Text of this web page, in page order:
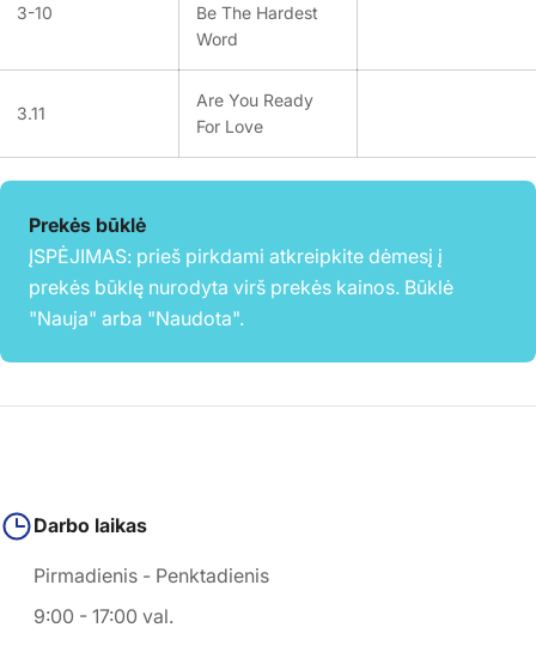
3-10
Be The Hardest
Word
3.11
Are You Ready
For Love
Prekės būklė
ĮSPĖJIMAS: prieš pirkdami atkreipkite dėmesį į
prekės būklę nurodyta virš prekės kainos. Būklė
"Nauja" arba "Naudota".
Darbo laikas
Pirmadienis - Penktadienis
9:00 - 17:00 val.